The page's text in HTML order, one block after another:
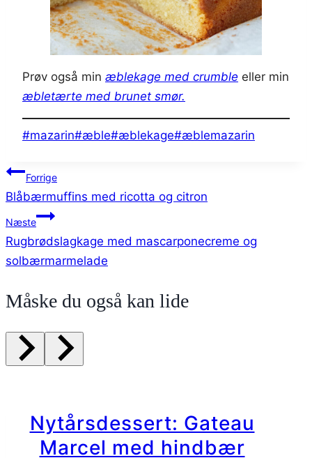
Prøv også min æblekage med crumble eller min
æbletærte med brunet smør.
Indlæg-
#mazarin#æble#æblekage#æblemazarin
Indlægsnavigation
Forrige
Blåbærmuffins med ricotta og citron
Næste
Rugbrødslagkage med mascarponecreme og
solbærmarmelade
Måske du også kan lide
Nytårsdessert: Gateau
Marcel med hindbær